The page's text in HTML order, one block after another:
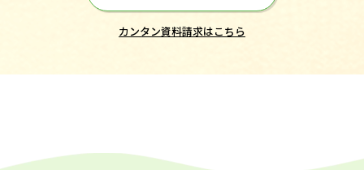
カンタン資料請求はこちら